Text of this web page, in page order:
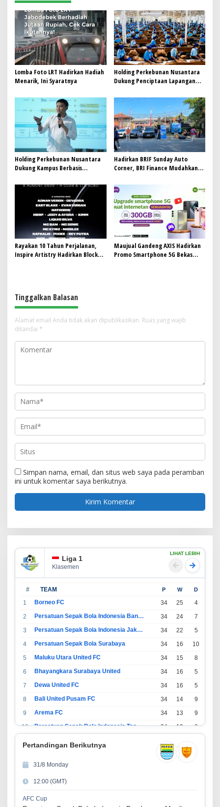
i
p
o
s
Lomba Foto LRT Hadirkan Hadiah
Menarik, Ini Syaratnya
Holding Perkebunan Nusantara
Dukung Penciptaan Lapangan
Pekerja di Pabrik Tembakau
Holding Perkebunan Nusantara
Dukung Kampus Berbasis
Jadi Mahasiswa Angkatan
Pertama Magister ITSI
Hadirkan BRIF Sunday Auto
Corner, BRI Finance Mudahkan
Impian
Rayakan 10 Tahun Perjalanan,
Inspire Artistry Hadirkan Block
Maujual Gandeng AXIS Hadirkan
Promo Smartphone 5G Bekas
Tinggalkan Balasan
Alamat email Anda tidak akan dipublikasikan. Ruas yang wajib
ditandai *
Simpan nama, email, dan situs web saya pada peramban
ini untuk komentar saya berikutnya.
Liga 1
Klasemen
LIHAT LEBIH
# TEAM P W D
1 Borneo FC 34 25 4
2
Persatuan Sepak Bola Indonesia Bandung 34 24 7
3
Persatuan Sepak Bola Indonesia Jakarta 34 22 5
4
Persatuan Sepak Bola Surabaya 34 16 10
5
Maluku Utara United FC 34 15 8
6
Bhayangkara Surabaya United 34 16 5
7
Dewa United FC 34 16 5
8
Bali United Pusam FC 34 14 9
9
Arema FC 34 13 9
10
Persatuan Sepak Bola Indonesia Tangerang 34 13 6
34 11
13
14
Madura United FC
15
Persatuan Sepakbola Makassar
Pertandingan Berikutnya
31/8 Monday
12:00 (GMT)
AFC Cup